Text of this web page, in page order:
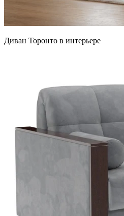
Диван Торонто в интерьере